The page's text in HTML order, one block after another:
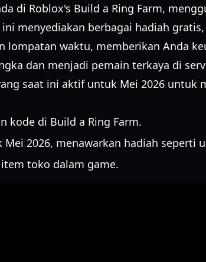
di Roblox's Build a Ring Farm,
menyediakan berbagai hadiah
lompatan waktu, memberikan Anda
dan menjadi pemain terkaya di
saat ini aktif untuk Mei 2026 untuk
kode di Build a Ring Farm.
2026, menawarkan hadiah seperti
toko dalam game.